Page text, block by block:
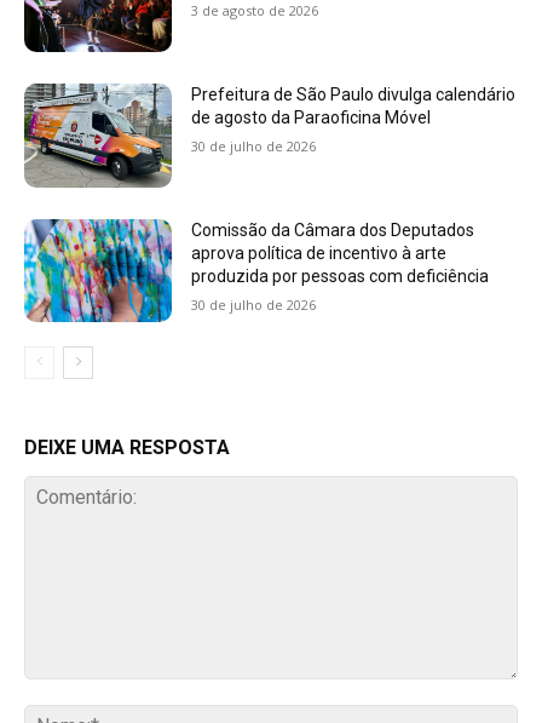
3 de agosto de 2026
Prefeitura de São Paulo divulga calendário
de agosto da Paraoficina Móvel
30 de julho de 2026
Comissão da Câmara dos Deputados
aprova política de incentivo à arte
produzida por pessoas com deficiência
30 de julho de 2026
DEIXE UMA RESPOSTA